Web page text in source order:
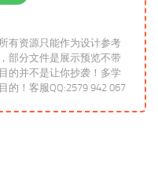
有资源只能作为设计参考
部分文件是展示预览不带
的并不是让你抄袭！多学
设计大师的思维方式才是本站的核心目的！客服QQ:2579 942 067